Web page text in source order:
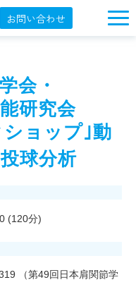
お問い合わせ
ップ
会・
研究会
ショップ｣動
球分析
(120分)
（第49回日本肩関節学